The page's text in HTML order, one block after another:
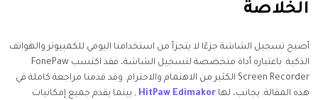
الخلاصة
أصبح تسجيل الشاشة جزءًا لا يتجزأ من استخدامنا اليومي للكمبيوتر والهواتف
الذكية. باعتباره أداة متخصصة لتسجيل الشاشة، فقد اكتسب FonePaw
Screen Recorder الكثير من الاهتمام والاحترام. وقد قدمنا مراجعة كاملة في
هذه المقالة. بجانب، لها HitPaw Edimakor , بينما يقدم جميع إمكانيات